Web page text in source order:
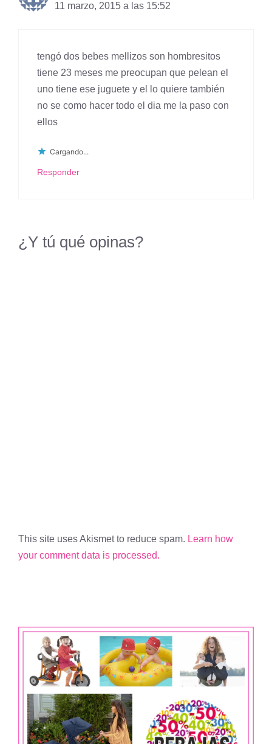
11 marzo, 2015 a las 15:52
tengó dos bebes mellizos son hombresitos
tiene 23 meses me preocupan que pelean el
uno tiene ese juguete y el lo quiere también
no se como hacer todo el dia me la paso con
ellos
Cargando...
Responder
¿Y tú qué opinas?
This site uses Akismet to reduce spam. Learn how
your comment data is processed.